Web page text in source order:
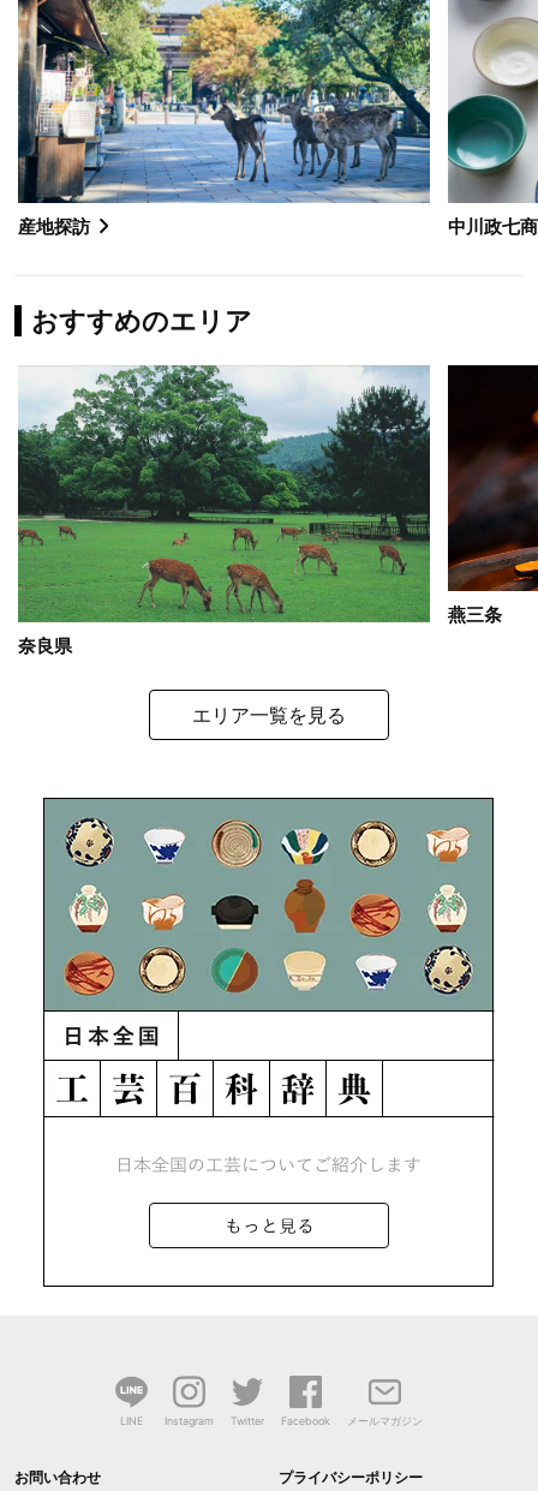
産地探訪 中川政七
おすすめのエリア
奈良県
燕三条
エリア一覧を見る
LINE Instagram Twitter Facebook メールマガジン
お問い合わせ プライバシーポリシー